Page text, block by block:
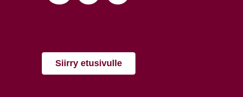
Siirry etusivulle